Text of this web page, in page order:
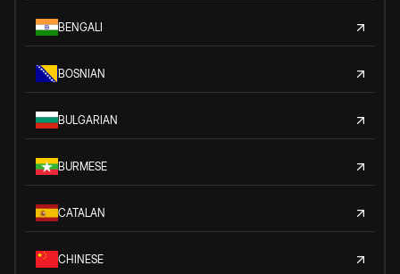
BENGALI
BOSNIAN
BULGARIAN
BURMESE
CATALAN
CHINESE